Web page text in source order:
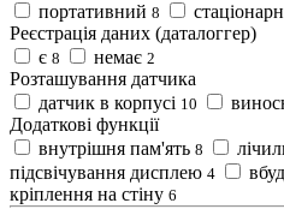
портативний 8
Реєстрація даних (даталоггер)
є 8 немає 2
Розташування датчика
датчик в корпусі 10
Додаткові функції
внутрішня пам'ять 8
підсвічування дисплею 4
кріплення на стіну 6